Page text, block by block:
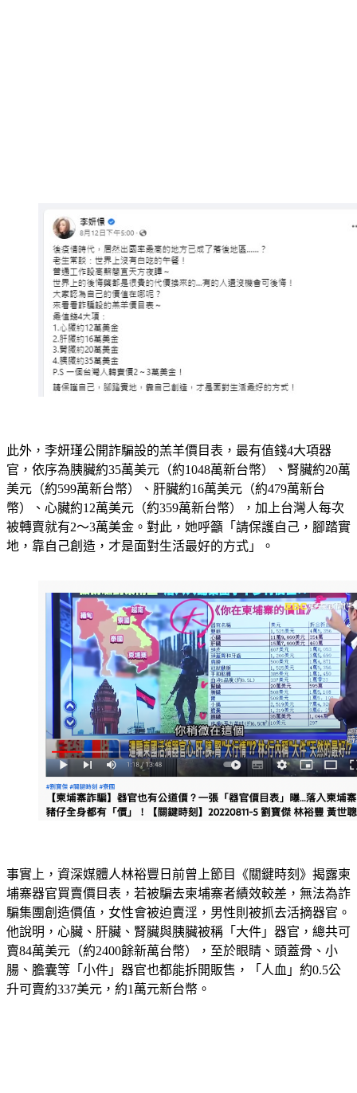
此外，李妍瑾公開詐騙設的羔羊價目表，最有值錢4大項器
官，依序為胰臟約35萬美元（約1048萬新台幣）、腎臟約20萬
美元（約599萬新台幣）、肝臟約16萬美元（約479萬新台
幣）、心臟約12萬美元（約359萬新台幣），加上台灣人每次
被轉賣就有2～3萬美金。對此，她呼籲「請保護自己，腳踏實
事實上，資深媒體人林裕豐日前曾上節目《關鍵時刻》揭露柬
埔寨器官買賣價目表，若被騙去柬埔寨者績效較差，無法為詐
騙集團創造價值，女性會被迫賣淫，男性則被抓去活摘器官。
他說明，心臟、肝臟、腎臟與胰臟被稱「大件」器官，總共可
賣84萬美元（約2400餘新萬台幣），至於眼睛、頭蓋骨、小
腸、膽囊等「小件」器官也都能拆開販售，「人血」約0.5公